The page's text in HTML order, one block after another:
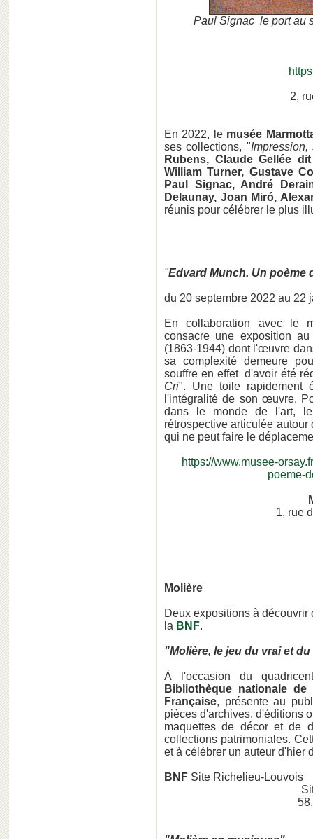
Paul Signac le port au
2,
En 2022, le musée
ses collections, "
Rubens, Claude Gellée
William Turner, Gustave
Paul Signac, André
Delaunay, Joan Miró,
réunis pour célébrer le plus
"Edvard Munch. Un poème
du 20 septembre 2022 au 22
En collaboration avec le
consacre une exposition
(1863-1944) dont l'œuvre
sa complexité demeure
souffre en effet d'avoir été
Cri". Une toile rapidement
l'intégralité de son œuvre.
dans le monde de l'art,
rétrospective articulée
qui ne peut faire le
https://www.musee-
poeme-
1, rue
Molière
Deux expositions à
la BNF.
"Molière, le jeu du vrai et
À l'occasion du
Bibliothèque nationale de
Française, présente au
pièces d'archives, d'éditions
maquettes de décor et de
collections patrimoniales.
et à célébrer un auteur d'hier
BNF Site Richelieu-Louvois
Site